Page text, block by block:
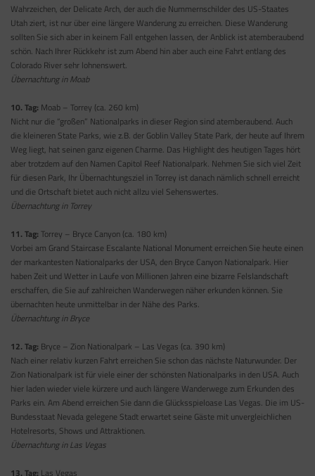
Wahrzeichen, der Delicate Arch, der auch die Nummernschilder des US-Staates
Utah ziert, ist nur über eine längere Wanderung zu erreichen. Diese Wanderung
sollten Sie sich aber in keinem Fall entgehen lassen, der Anblick ist atemberaubend
schön. Nach Ihrer Rückkehr ist zum Abend hin aber auch eine Fahrt entlang des
Colorado River sehr lohnenswert.
Übernachtung in Moab
10. Tag: Moab – Torrey (ca. 260 km)
Nicht nur die “großen” Nationalparks in dieser Region sind atemberaubend. Auch
die kleineren State Parks, wie z.B. der Goblin Valley State Park, der heute auf Ihrem
Weg liegt, hat seinen ganz eigenen Charme. Das Highlight des heutigen Tages hört
aber trotzdem auf den Namen Capitol Reef Nationalpark. Nehmen Sie sich viel Zeit
für diesen Park, Ihr Übernachtungsziel in Torrey ist danach nämlich schnell erreicht
und die Ortschaft bietet auch nicht allzu viel Sehenswertes.
Übernachtung in Torrey
11. Tag: Torrey – Bryce Canyon (ca. 180 km)
Vorbei am Grand Staircase Escalante National Monument erreichen Sie heute einen
der markantesten Nationalparks der USA, den Bryce Canyon Nationalpark. Hier
haben Zeit und Wetter in Laufe von Millionen Jahren eine bizarre Felslandschaft
erschaffen, die Sie auf zahlreichen Wanderwegen näher erkunden können. Sie
übernachten heute unmittelbar in der Nähe des Parks.
Übernachtung in Bryce
12. Tag: Bryce – Zion Nationalpark – Las Vegas (ca. 390 km)
Nach einer relativ kurzen Fahrt erreichen Sie schon das nächste Naturwunder. Der
Zion Nationalpark ist für viele einer der schönsten Nationalparks in den USA. Auch
hier laden wieder viele kürzere und auch längere Wanderwege zum Erkunden des
Parks ein. Am Abend erreichen Sie dann die Glücksspieloase Las Vegas. Die im US-
Bundesstaat Nevada gelegene Stadt erwartet seine Gäste mit unvergleichlichen
Hotelresorts, Shows und Attraktionen.
Übernachtung in Las Vegas
13. Tag: Las Vegas